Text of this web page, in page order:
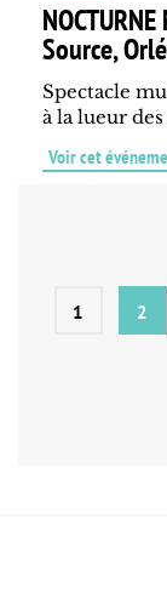
Source,
Spectacle
à la lueur
Voir cet
1 2